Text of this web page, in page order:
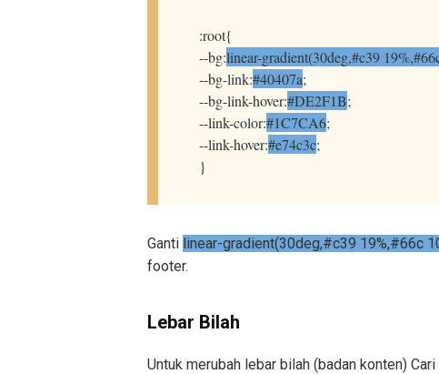
:root{
--bg:linear-gradient(30deg,#c39
--bg-link:#40407a;
--bg-link-hover:#DE2F1B;
--link-color:#1C7CA6;
--link-hover:#e74c3c;
}
Ganti linear-gradient(30deg,#c39 19%,#66c
footer.
Lebar Bilah
Untuk merubah lebar bilah (badan konten)